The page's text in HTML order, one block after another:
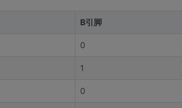
B引脚
0
1
0